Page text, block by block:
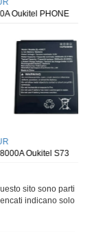
PHONE
S73
sito sono parti
indicano solo